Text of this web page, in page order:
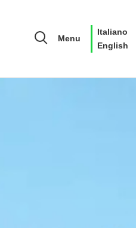
Menu
Italiano
English